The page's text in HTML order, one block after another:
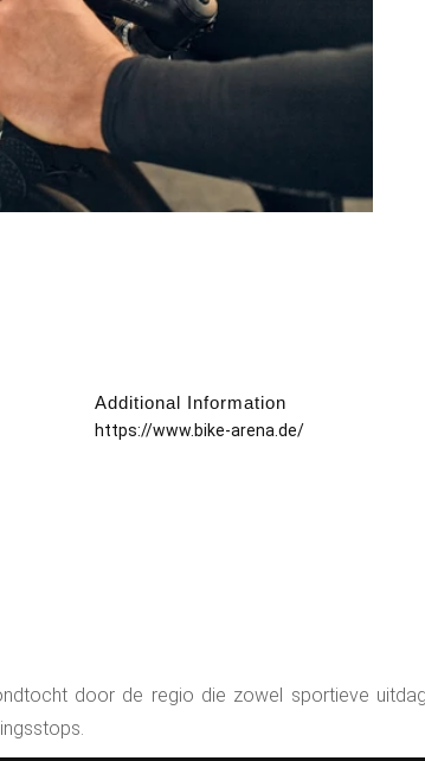
Additional Information
https://www.bike-arena.de/
door de regio die zowel sportieve